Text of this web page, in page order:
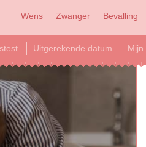
Wens Zwanger Bevalling
Uitgerekende datum Mijn